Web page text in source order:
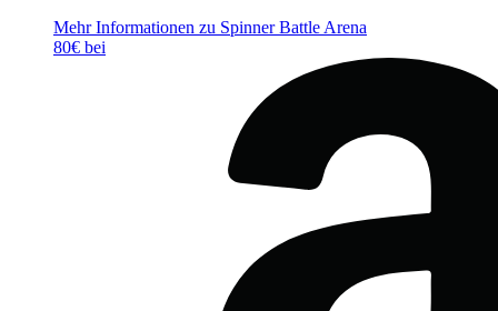
Mehr Informationen zu Spinner Battle Arena
80€ bei